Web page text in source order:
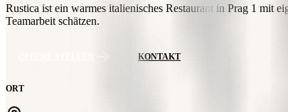
Rustica ist ein warmes italienisches Restaurant in Prag 1 mit
Teamarbeit schätzen.
KONTAKT
ORT